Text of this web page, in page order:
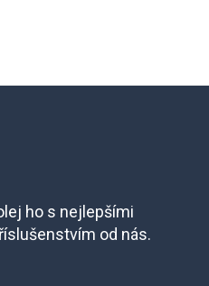
ho s nejlepšími
od nás.